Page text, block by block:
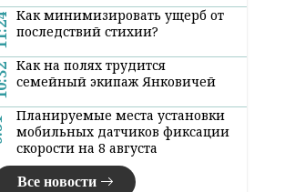
Как минимизировать ущерб от
последствий стихии?
Как на полях трудится
семейный экипаж Янковичей
Планируемые места установки
мобильных датчиков фиксации
скорости на 8 августа
Все новости